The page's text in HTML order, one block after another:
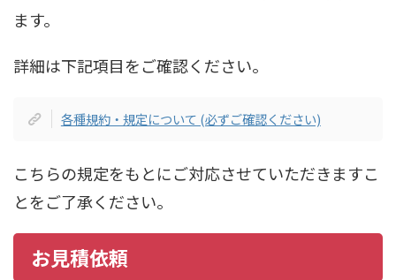
ます。
詳細は下記項目をご確認ください。
各種規約・規定について (必ずご確認ください)
こちらの規定をもとにご対応させていただきますこ
とをご了承ください。
お見積依頼